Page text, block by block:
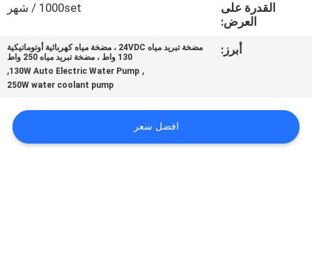
خريطة
القدرة على
العرض:
1000set / شهر
أبرز:
مضخة تبريد مياه 24VDC ، مضخة مياه كهربائية أوتوماتيكية
130 واط ، مضخة تبريد مياه 250 واط
,
130W Auto Electric Water Pump
,
250W water coolant pump
افضل سعر